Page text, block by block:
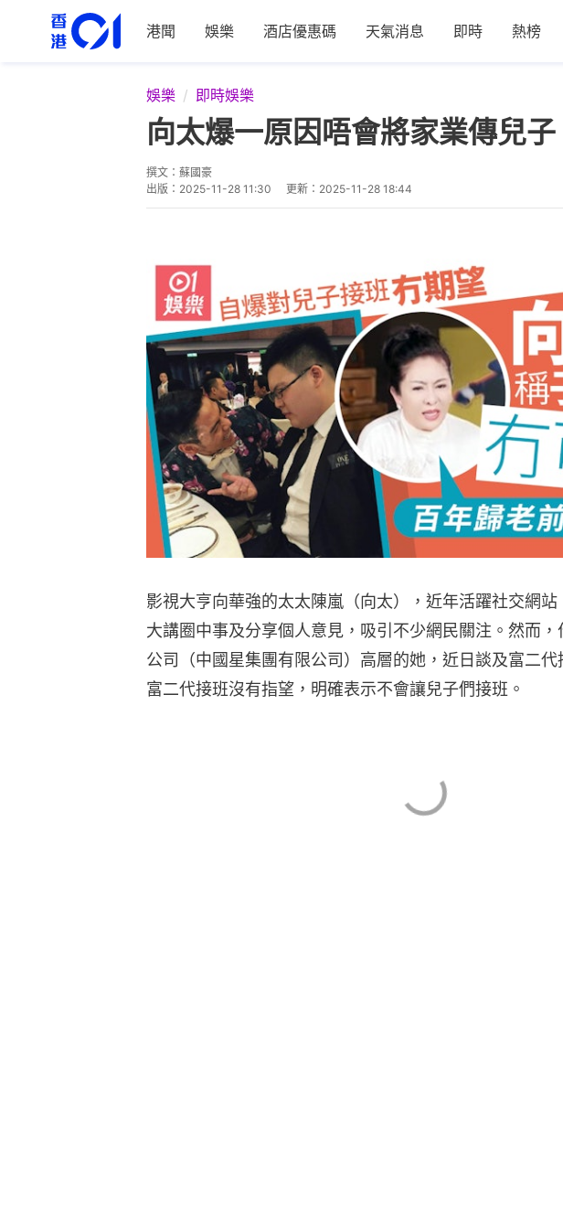
港聞 娛樂 酒店優惠碼 天氣消息 即時 熱榜
娛樂 即時娛樂
向太爆一原因唔會將家業傳兒
撰文： 蘇國豪
出版： 2025-11-28 11:30 更新： 2025-11-28 18:44
影視大亨向華強的太太陳嵐（向太），近年活躍社交網
大講圈中事及分享個人意見，吸引不少網民關注。然而
公司（中國星集團有限公司）高層的她，近日談及富二
富二代接班沒有指望，明確表示不會讓兒子們接班。